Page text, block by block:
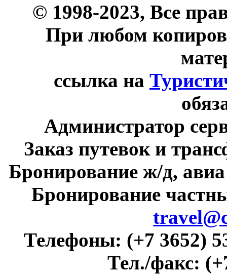
© 1998-2023, Все
При любом
ссылка на
Администратор
Заказ путевок и
Бронирование ж/д,
Бронирование
Телефоны: (+7 3652)
Тел./факс: